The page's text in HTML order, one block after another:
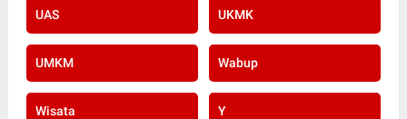
UAS UKMK
UMKM Wabup
Wisata Y